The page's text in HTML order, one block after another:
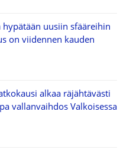
uusiin sfääreihin
on viidennen kauden
alkaa räjähtävästi
vallanvaihdos Valkoisessa